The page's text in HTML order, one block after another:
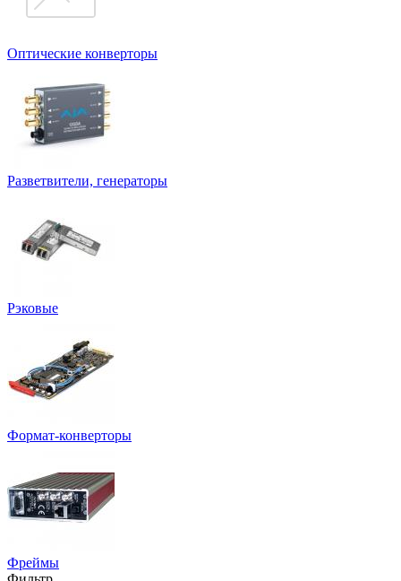
Оптические конверторы
Разветвители, генераторы
Рэковые
Формат-конверторы
Фреймы